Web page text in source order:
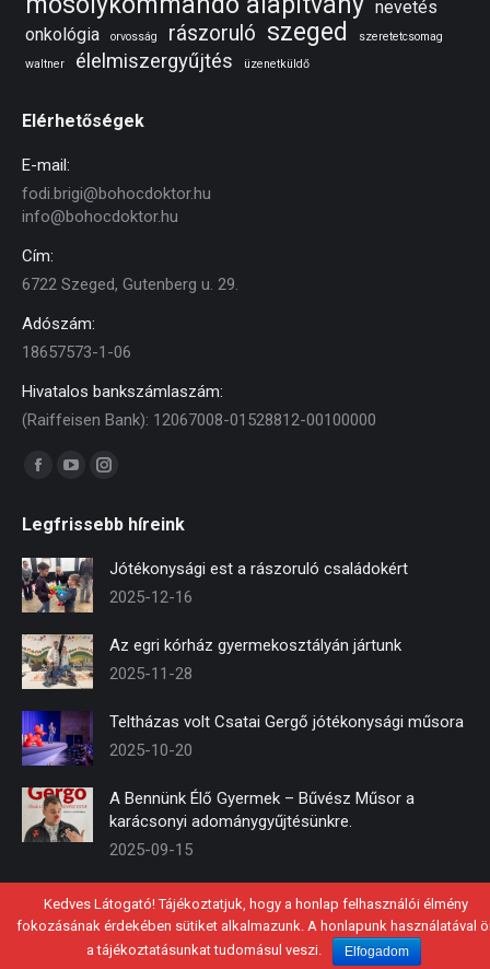
nevetés
onkológia
orvosság rászoruló szeged
szeretetcsomag
waltner
élelmiszergyűjtés üzenetküldő
Elérhetőségek
E-mail:
fodi.brigi@bohocdoktor.hu
info@bohocdoktor.hu
Cím:
6722 Szeged, Gutenberg u. 29.
Adószám:
18657573-1-06
Hivatalos bankszámlaszám:
(Raiffeisen Bank): 12067008-01528812-00100000
Find us on:
Facebook
opens
in
new
YouTube
opens
in
new
Instagram
opens
new
Legfrissebb híreink
Jótékonysági est a rászoruló családokért
2025-12-16
Az egri kórház gyermekosztályán jártunk
2025-11-28
Teltházas volt Csatai Gergő jótékonysági műsora
2025-10-20
A Bennünk Élő Gyermek – Bűvész Műsor a
karácsonyi adománygyűjtésünkre.
2025-09-15
© 2021 - Mosolykommandó Közhasznú Alapítvány
Kedves Látogató! Tájékoztatjuk, hogy a honlap felhasználói élmény
fokozásának érdekében sütiket alkalmazunk. A honlapunk használatával
a tájékoztatásunkat tudomásul veszi.
Elfogadom